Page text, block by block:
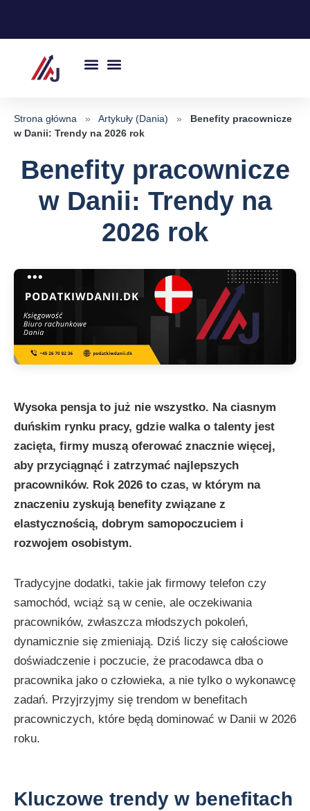
Przejdź
treści
Strona główna » Artykuły (Dania) »
Benefity pracownicze
w Danii: Trendy na 2026 rok
Benefity pracownicze
w Danii: Trendy na
2026 rok
Wysoka pensja to już nie wszystko. Na ciasnym
duńskim rynku pracy, gdzie walka o talenty jest
zacięta, firmy muszą oferować znacznie więcej,
aby przyciągnąć i zatrzymać najlepszych
pracowników. Rok 2026 to czas, w którym na
znaczeniu zyskują benefity związane z
elastycznością, dobrym samopoczuciem i
rozwojem osobistym.
Tradycyjne dodatki, takie jak firmowy telefon czy
samochód, wciąż są w cenie, ale oczekiwania
pracowników, zwłaszcza młodszych pokoleń,
dynamicznie się zmieniają. Dziś liczy się całościowe
doświadczenie i poczucie, że pracodawca dba o
pracownika jako o człowieka, a nie tylko o wykonawcę
zadań. Przyjrzyjmy się trendom w benefitach
pracowniczych, które będą dominować w Danii w 2026
roku.
Kluczowe trendy w benefitach